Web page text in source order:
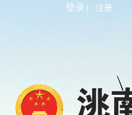
登录 | 注册